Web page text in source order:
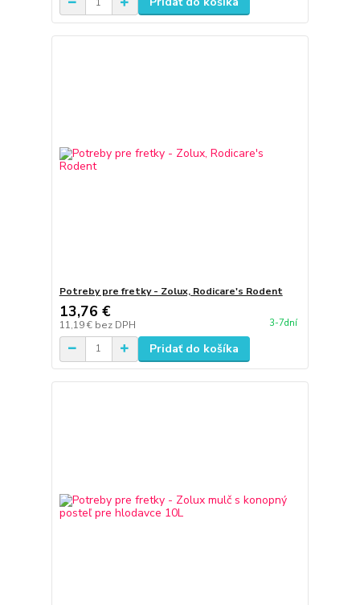
Potreby pre fretky - Zolux, Rodicare's Rodent
13,76 €
11,19 € bez DPH 3-7dní
Pridať do košíka